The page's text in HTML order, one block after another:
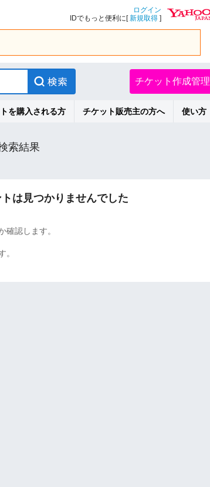
ログイン
IDでもっと便利に[新規取得 ]
チケット作成管理
を購入される方 チケット販売主の方へ 使い方
索結果
は見つかりませんでした
確認します。
。